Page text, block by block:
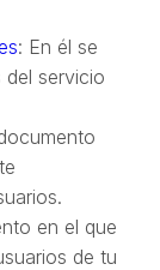
: En él se
servicio
en el que
de tu